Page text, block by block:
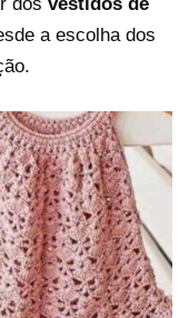
a escolha dos